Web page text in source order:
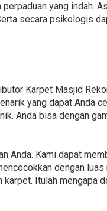
yang indah.
secara psikologis
Karpet Masjid
yang dapat Anda
Anda bisa dengan
Anda. Kami dapat
dengan
Itulah mengapa